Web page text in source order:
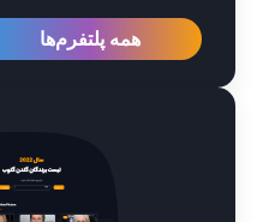
همه پلتفرم‌ها